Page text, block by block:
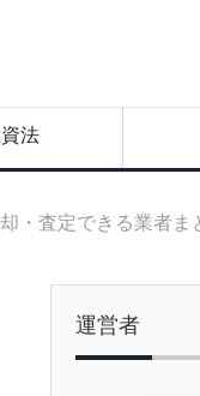
法
・査定できる業者ま
運営者